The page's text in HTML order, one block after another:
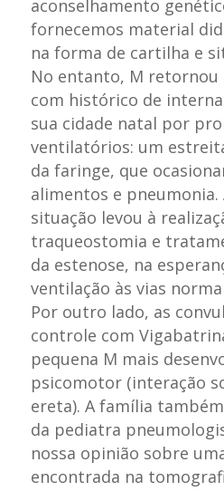
aconselhamento
fornecemos material
na forma de cartilha e
No entanto, M retornou
com histórico de
sua cidade natal por
ventilatórios: um
da faringe, que
alimentos e pneumonia.
situação levou à
traqueostomia e
da estenose, na
ventilação às vias
Por outro lado, as
controle com
pequena M mais
psicomotor (interação
ereta). A família
da pediatra
nossa opinião sobre
encontrada na